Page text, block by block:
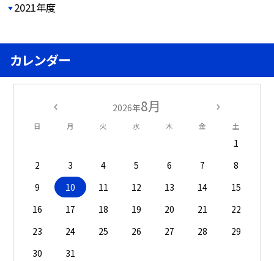
2021年度
カレンダー
2026年8月
日 月 火 水 木 金 土
1
2
3 4 5 6 7
8
9
10 11 12 13 14
15
16
17 18 19 20 21
22
23
24 25 26 27 28
29
30
31